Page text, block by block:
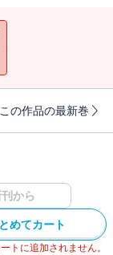
マニエラーを擁し
この作品の最新巻
から
めてカート
トに追加されません。